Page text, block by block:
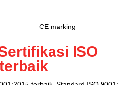
marking
ISO